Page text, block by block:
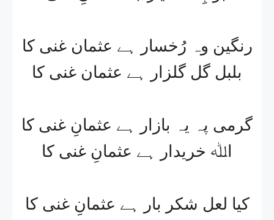
رنگین وہ رُخسار ہے عثمان غنی کا
بلبل گل گلزار ہے عثمان غنی کا
گرمی پہ یہ بازار ہے عثمانِ غنی کا
اﷲ خریدار ہے عثمانِ غنی کا
کیا لعل شکر بار ہے عثمانِ غنی کا